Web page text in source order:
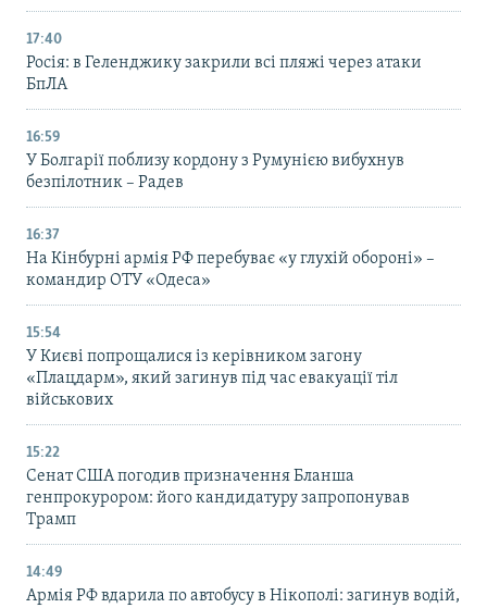
17:40
Росія: в Геленджику закрили всі пляжі через атаки
БпЛА
16:59
У Болгарії поблизу кордону з Румунією вибухнув
безпілотник – Радев
16:37
На Кінбурні армія РФ перебуває «у глухій обороні» –
командир ОТУ «Одеса»
15:54
У Києві попрощалися із керівником загону
«Плацдарм», який загинув під час евакуації тіл
військових
15:22
Сенат США погодив призначення Бланша
генпрокурором: його кандидатуру запропонував
Трамп
14:49
Армія РФ вдарила по автобусу в Нікополі: загинув водій,